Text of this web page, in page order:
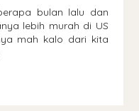
bulan lalu dan
lebih murah di US
mah kalo dari kita